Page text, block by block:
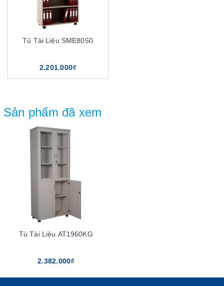
Tủ Tài Liệu SME8050
2.201.000₫
Sản phẩm đã xem
Tủ Tài Liệu AT1960KG
2.382.000₫